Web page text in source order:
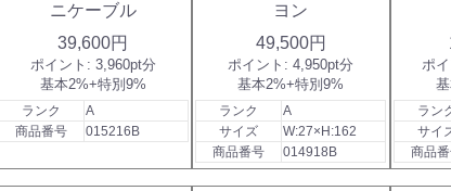
ニケーブル
39,600円
ポイント: 3,960pt分
基本2%+特別9%
ランク
A
商品番号
015216B
ヨン
49,500円
ポイント:4,950pt分
基本2%+特別9%
ランク
A
サイズ
W:27×H:162
商品番号
014918B
ポ
ラン
サイ
商品